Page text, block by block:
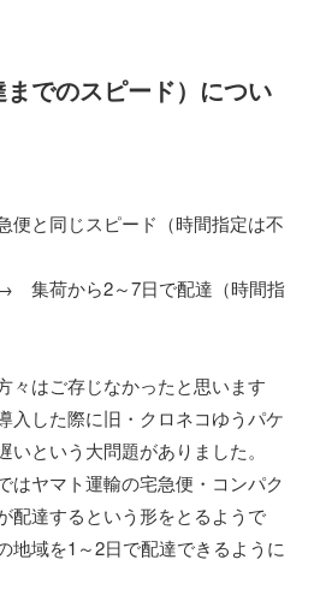
でのスピード）につい
と同じスピード（時間指定は不
集荷から2～7日で配達（時間指
々はご存じなかったと思います
入した際に旧・クロネコゆうパケ
という大問題がありました。
はヤマト運輸の宅急便・コンパク
配達するという形をとるようで
地域を1～2日で配達できるように